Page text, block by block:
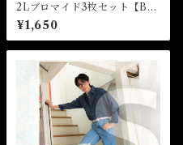
2Lブロマイド3枚セット【B】
（全4種）★芸能24周年記念イ
ベント
¥1,650